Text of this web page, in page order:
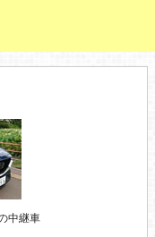
中継車